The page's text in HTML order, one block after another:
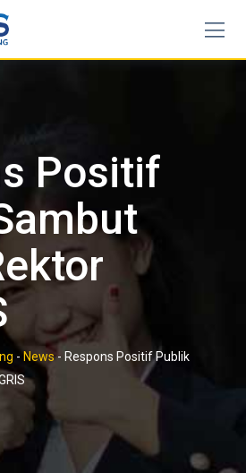
Positif
- News- Respons Positif Publik